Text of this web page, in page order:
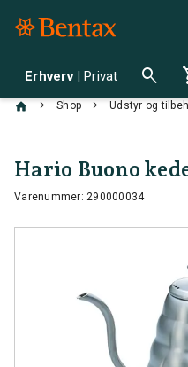
Erhverv | Privat search
chevron_right Shop chevron_right Udstyr og
Hario Buono
Varenummer: 290000034